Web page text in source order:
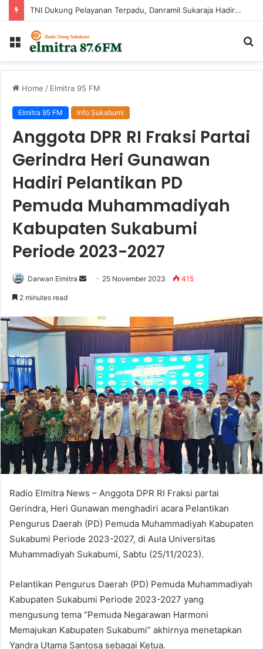
TNI Dukung Pelayanan Terpadu, Danramil Sukaraja Hadiri Rekam E-KTP, Pemeriksaan Mata, dan Bazar UMKM di Bojongsawah
Menu
Home / Elmitra 95 FM
Elmitra 95 FM Info Sukabumi
Anggota DPR RI Fraksi Partai
Gerindra Heri Gunawan
Hadiri Pelantikan PD
Pemuda Muhammadiyah
Kabupaten Sukabumi
Periode 2023-2027
Darwan Elmitra
Send 25 November 2023 415
2 minutes read
Radio Elmitra News – Anggota DPR RI Fraksi partai
Gerindra, Heri Gunawan menghadiri acara Pelantikan
Pengurus Daerah (PD) Pemuda Muhammadiyah Kabupaten
Sukabumi Periode 2023-2027, di Aula Universitas
Muhammadiyah Sukabumi, Sabtu (25/11/2023).
Pelantikan Pengurus Daerah (PD) Pemuda Muhammadiyah
Kabupaten Sukabumi Periode 2023-2027 yang
mengusung tema “Pemuda Negarawan Harmoni
Memajukan Kabupaten Sukabumi” akhirnya menetapkan
Yandra Utama Santosa sebagai Ketua.